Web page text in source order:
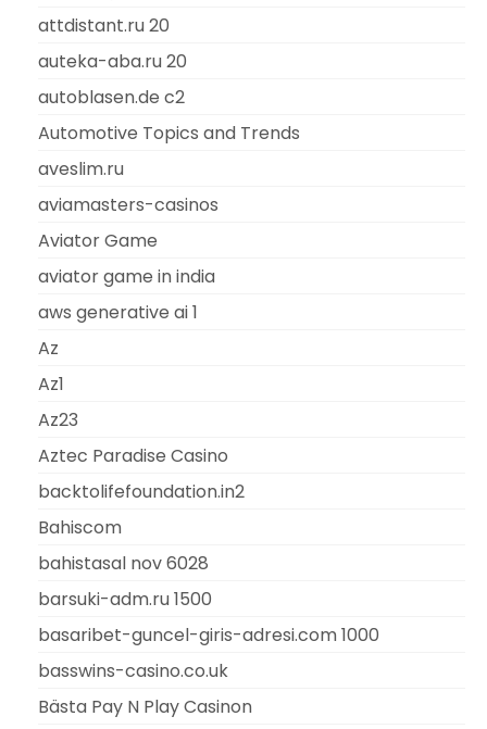
attdistant.ru 20
auteka-aba.ru 20
autoblasen.de c2
Automotive Topics and Trends
aveslim.ru
aviamasters-casinos
Aviator Game
aviator game in india
aws generative ai 1
Az
Az1
Az23
Aztec Paradise Casino
backtolifefoundation.in2
Bahiscom
bahistasal nov 6028
barsuki-adm.ru 1500
basaribet-guncel-giris-adresi.com 1000
basswins-casino.co.uk
Bästa Pay N Play Casinon